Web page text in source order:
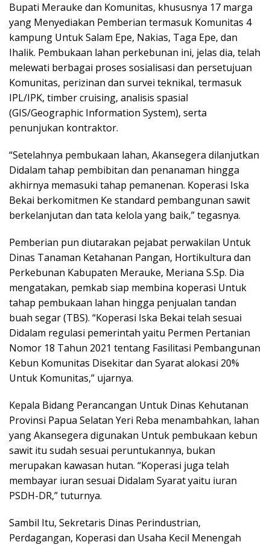
Bupati Merauke dan Komunitas, khususnya 17 marga
yang Menyediakan Pemberian termasuk Komunitas 4
kampung Untuk Salam Epe, Nakias, Taga Epe, dan
Ihalik. Pembukaan lahan perkebunan ini, jelas dia, telah
melewati berbagai proses sosialisasi dan persetujuan
Komunitas, perizinan dan survei teknikal, termasuk
IPL/IPK, timber cruising, analisis spasial
(GIS/Geographic Information System), serta
penunjukan kontraktor.
“Setelahnya pembukaan lahan, Akansegera dilanjutkan
Didalam tahap pembibitan dan penanaman hingga
akhirnya memasuki tahap pemanenan. Koperasi Iska
Bekai berkomitmen Ke standard pembangunan sawit
berkelanjutan dan tata kelola yang baik,” tegasnya.
Pemberian pun diutarakan pejabat perwakilan Untuk
Dinas Tanaman Ketahanan Pangan, Hortikultura dan
Perkebunan Kabupaten Merauke, Meriana S.Sp. Dia
mengatakan, pemkab siap membina koperasi Untuk
tahap pembukaan lahan hingga penjualan tandan
buah segar (TBS). “Koperasi Iska Bekai telah sesuai
Didalam regulasi pemerintah yaitu Permen Pertanian
Nomor 18 Tahun 2021 tentang Fasilitasi Pembangunan
Kebun Komunitas Disekitar dan Syarat alokasi 20%
Untuk Komunitas,” ujarnya.
Kepala Bidang Perancangan Untuk Dinas Kehutanan
Provinsi Papua Selatan Yeri Reba menambahkan, lahan
yang Akansegera digunakan Untuk pembukaan kebun
sawit itu sudah sesuai peruntukannya, bukan
merupakan kawasan hutan. “Koperasi juga telah
membayar iuran sesuai Didalam Syarat yaitu iuran
PSDH-DR,” tuturnya.
Sambil Itu, Sekretaris Dinas Perindustrian,
Perdagangan, Koperasi dan Usaha Kecil Menengah